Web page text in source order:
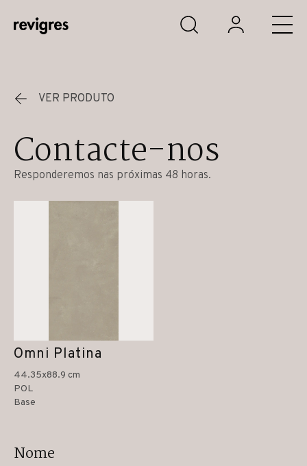
Saltar para o conteúdo principal
VER PRODUTO
Contacte-nos
Responderemos nas próximas 48 horas.
Omni Platina
44.35x88.9 cm
POL
Base
Nome